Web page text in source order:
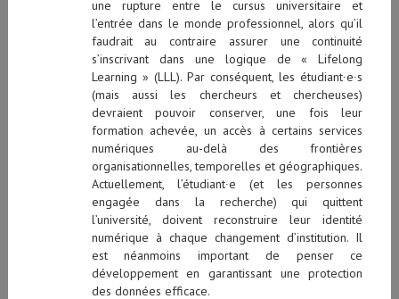
une rupture entre le cursus universitaire et
l’entrée dans le monde professionnel, alors qu’il
faudrait au contraire assurer une continuité
s’inscrivant dans une logique de « Lifelong
Learning » (LLL). Par conséquent, les étudiant∙e∙s
(mais aussi les chercheurs et chercheuses)
devraient pouvoir conserver, une fois leur
formation achevée, un accès à certains services
numériques au-delà des frontières
organisationnelles, temporelles et géographiques.
Actuellement, l’étudiant∙e (et les personnes
engagée dans la recherche) qui quittent
l’université, doivent reconstruire leur identité
numérique à chaque changement d’institution. Il
est néanmoins important de penser ce
développement en garantissant une protection
des données efficace.